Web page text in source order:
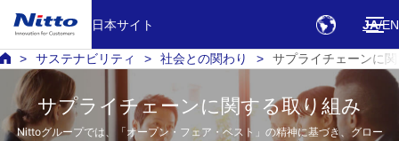
日本サイト JA EN
サステナビリティ 社会との関わり サプライチェーンに
サプライチェーンに関する取り組み
Nittoグループでは、「オープン・フェア・ベスト」の精神に基づき、グロー